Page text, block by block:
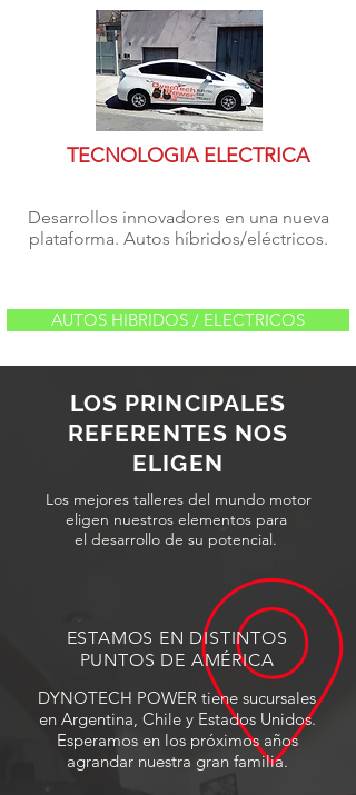
TECNOLOGIA ELECTRICA
Desarrollos innovadores en una nueva
plataforma. Autos híbridos/eléctricos.
AUTOS HIBRIDOS / ELECTRICOS
LOS PRINCIPALES
REFERENTES NOS
ELIGEN
Los mejores talleres del mundo motor
eligen nuestros elementos para
el desarrollo de su potencial.
ESTAMOS EN DISTINTOS
PUNTOS DE AMÉRICA
DYNOTECH POWER tiene sucursales
en Argentina, Chile y Estados Unidos.
Esperamos en los próximos años
agrandar nuestra gran familia.